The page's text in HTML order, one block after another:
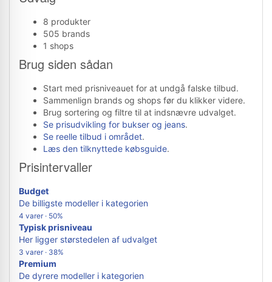
8 produkter
505 brands
1 shops
Brug siden sådan
Start med prisniveauet for at undgå falske tilbud.
Sammenlign brands og shops før du klikker videre.
Brug sortering og filtre til at indsnævre udvalget.
Se prisudvikling for bukser og jeans.
Se reelle tilbud i området.
Læs den tilknyttede købsguide.
Prisintervaller
Budget
De billigste modeller i kategorien
4 varer · 50%
Typisk prisniveau
Her ligger størstedelen af udvalget
3 varer · 38%
Premium
De dyrere modeller i kategorien